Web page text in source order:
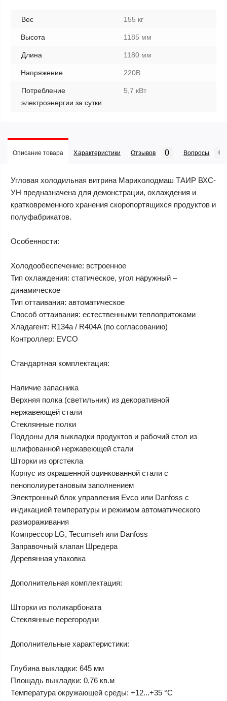
Вес 155 кг
Высота 1185 мм
Длина 1180 мм
Напряжение 220В
Потребление
электроэнергии за сутки
5,7 кВт
Описание товара Характеристики Отзывов 0 Вопросы 0
Угловая холодильная витрина Марихолодмаш ТАИР ВХС-
УН предназначена для демонстрации, охлаждения и
кратковременного хранения скоропортящихся продуктов и
полуфабрикатов.
Особенности:
Холодообеспечение: встроенное
Тип охлаждения: статическое, угол наружный –
динамическое
Тип оттаивания: автоматическое
Способ оттаивания: естественными теплопритоками
Хладагент: R134a / R404A (по согласованию)
Контроллер: EVCO
Стандартная комплектация:
Наличие запасника
Верхняя полка (светильник) из декоративной
нержавеющей стали
Стеклянные полки
Поддоны для выкладки продуктов и рабочий стол из
шлифованной нержавеющей стали
Шторки из оргстекла
Корпус из окрашенной оцинкованной стали с
пенополиуретановым заполнением
Электронный блок управления Evco или Danfoss с
индикацией температуры и режимом автоматического
размораживания
Компрессор LG, Tecumseh или Danfoss
Заправочный клапан Шредера
Деревянная упаковка
Дополнительная комплектация:
Шторки из поликарбоната
Стеклянные перегородки
Дополнительные характеристики:
Глубина выкладки: 645 мм
Площадь выкладки: 0,76 кв.м
Температура окружающей среды: +12...+35 °С